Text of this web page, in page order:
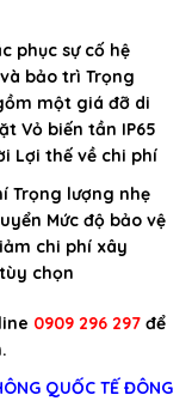
phục sự cố hệ
bảo trì Trọng
một giá đỡ di
Vỏ biến tần IP65
Lợi thế về chi phí
Trọng lượng nhẹ
Mức độ bảo vệ
chi phí xây
chọn
0909 296 297 để
QUỐC TẾ ĐÔNG